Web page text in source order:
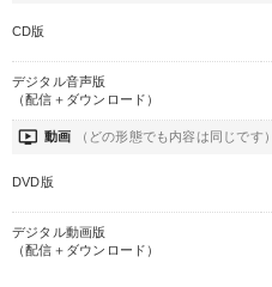
CD版
デジタル音声版
（配信＋ダウンロード）
ondemand_video 動画 （どの形態でも内容は同じです）
DVD版
デジタル動画版
（配信＋ダウンロード）